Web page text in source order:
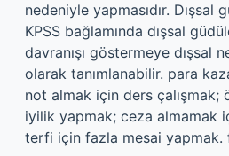
nedeniyle yapmasıdır. Dışsal
KPSS bağlamında dışsal
davranışı göstermeye dışsal
olarak tanımlanabilir. para
not almak için ders çalışmak;
iyilik yapmak; ceza almamak
terfi için fazla mesai yapmak.